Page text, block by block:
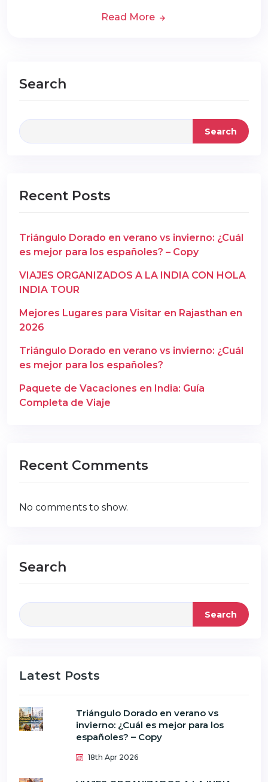
Read More
Search
Search
Recent Posts
Triángulo Dorado en verano vs invierno: ¿Cuál
es mejor para los españoles? – Copy
VIAJES ORGANIZADOS A LA INDIA CON HOLA
INDIA TOUR
Mejores Lugares para Visitar en Rajasthan en
2026
Triángulo Dorado en verano vs invierno: ¿Cuál
es mejor para los españoles?
Paquete de Vacaciones en India: Guía
Completa de Viaje
Recent Comments
No comments to show.
Search
Search
Latest Posts
Triángulo Dorado en verano vs
invierno: ¿Cuál es mejor para los
españoles? – Copy
18th Apr 2026